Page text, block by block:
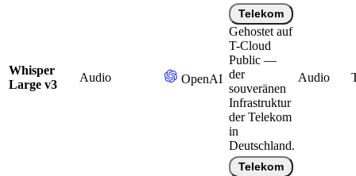
Whisper
Large v3
Audio OpenAI
Telekom
Gehostet auf
T-Cloud
Public —
der
souveränen
Infrastruktur
der Telekom
in
Deutschland.
Audio
Telekom